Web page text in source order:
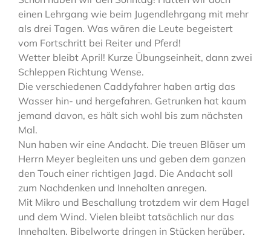
einen Lehrgang wie beim Jugendlehrgang mit mehr
als drei Tagen. Was wären die Leute begeistert
vom Fortschritt bei Reiter und Pferd!
Wetter bleibt April! Kurze Übungseinheit, dann zwei
Schleppen Richtung Wense.
Die verschiedenen Caddyfahrer haben artig das
Wasser hin- und hergefahren. Getrunken hat kaum
jemand davon, es hält sich wohl bis zum nächsten
Mal.
Nun haben wir eine Andacht. Die treuen Bläser um
Herrn Meyer begleiten uns und geben dem ganzen
den Touch einer richtigen Jagd. Die Andacht soll
zum Nachdenken und Innehalten anregen.
Mit Mikro und Beschallung trotzdem wir dem Hagel
und dem Wind. Vielen bleibt tatsächlich nur das
Innehalten. Bibelworte dringen in Stücken herüber.